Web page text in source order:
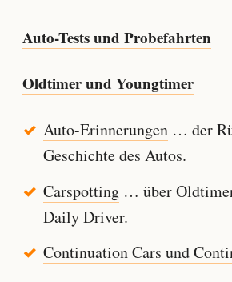
Auto-Tests und Probefahrten
Oldtimer und Youngtimer
Auto-Erinnerungen… der
Geschichte des Autos.
Carspotting… über
Daily Driver.
Continuation Cars und